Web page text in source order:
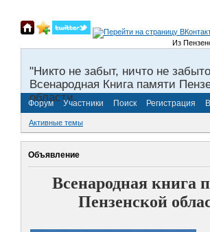
Из
"Никто не забыт, ничто не
Всенародная Книга памяти
области.
Форум Участники Поиск Регистрация
Активные темы
Объявление
Всенародная книга
Пензенской